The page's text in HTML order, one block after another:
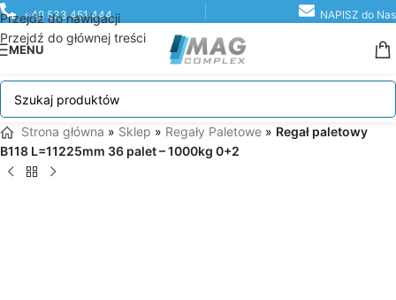
Przejdź do nawigacji
Przejdź do głównej treści
+48 533 451 444 NAPISZ do Nas
MENU
Strona główna » Sklep » Regały Paletowe » Regał paletowy
B118 L=11225mm 36 palet – 1000kg 0+2